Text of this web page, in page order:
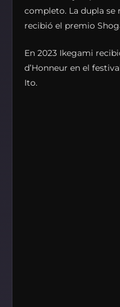
completo. La dupla se
recibió el premio
En 2023 Ikegami
d’Honneur en el
Ito.